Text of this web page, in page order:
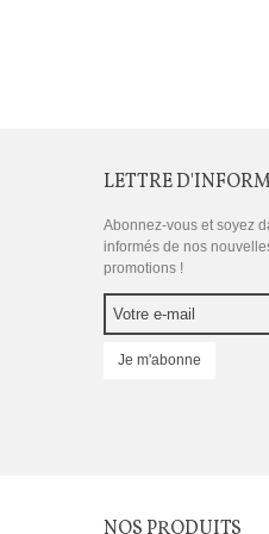
LETTRE
Abonnez-vous et soyez
informés de nos
promotions !
Je m'abonne